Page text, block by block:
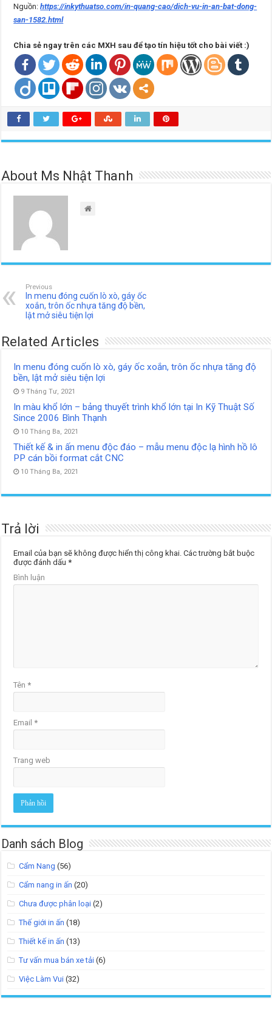
Nguồn:https://inkythuatso.com/in-quang-cao/dich-vu-in-an-bat-dong-
san-1582.html
Chia sẻ ngay trên các MXH sau để tạo tín hiệu tốt cho bài viết :)
About Ms Nhật Thanh
Previous
In menu đóng cuốn lò xò, gáy ốc
xoắn, trôn ốc nhựa tăng độ bền,
lật mở siêu tiện lợi
Related Articles
In menu đóng cuốn lò xò, gáy ốc xoắn, trôn ốc nhựa tăng độ
bền, lật mở siêu tiện lợi
9 Tháng Tư, 2021
In màu khổ lớn – bảng thuyết trình khổ lớn tại In Kỹ Thuật Số
Since 2006 Bình Thạnh
10 Tháng Ba, 2021
Thiết kế & in ấn menu độc đáo – mẫu menu độc lạ hình hồ lô
PP cán bồi format cắt CNC
10 Tháng Ba, 2021
Trả lời
Email của bạn sẽ không được hiển thị công khai. Các trường bắt buộc
được đánh dấu*
Bình luận
Tên*
Email*
Trang web
Danh sách Blog
Cẩm Nang (56)
Cẩm nang in ấn (20)
Chưa được phân loại (2)
Thế giới in ấn (18)
Thiết kế in ấn (13)
Tư vấn mua bán xe tải (6)
Việc Làm Vui (32)